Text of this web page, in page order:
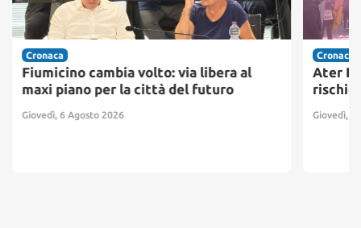
Cronaca
Fiumicino cambia volto: via libera al
maxi piano per la città del futuro
Giovedì, 6 Agosto 2026
Cronaca
Ater
rischio
Giovedì, 6